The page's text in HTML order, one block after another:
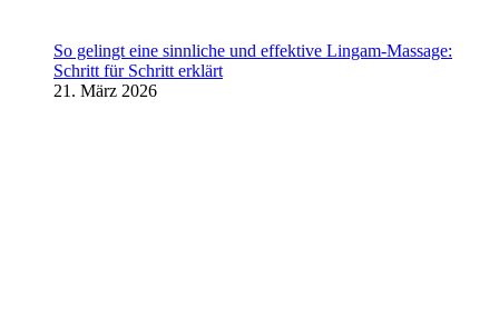
So gelingt eine sinnliche und effektive Lingam-Massage:
Schritt für Schritt erklärt
21. März 2026